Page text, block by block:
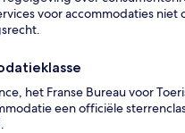
voor accommodaties niet
het Franse Bureau voor
een officiële